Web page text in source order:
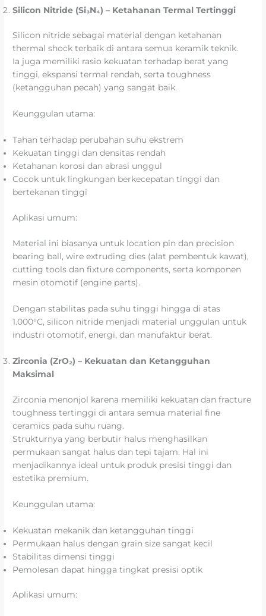
Silicon Nitride (Si₃N₄) – Ketahanan Termal Tertinggi
Silicon nitride sebagai material dengan ketahanan
thermal shock terbaik di antara semua keramik teknik.
Ia juga memiliki rasio kekuatan terhadap berat yang
tinggi, ekspansi termal rendah, serta toughness
(ketangguhan pecah) yang sangat baik.
Keunggulan utama:
Tahan terhadap perubahan suhu ekstrem
Kekuatan tinggi dan densitas rendah
Ketahanan korosi dan abrasi unggul
Cocok untuk lingkungan berkecepatan tinggi dan
bertekanan tinggi
Aplikasi umum:
Material ini biasanya untuk location pin dan precision
bearing ball, wire extruding dies (alat pembentuk kawat),
cutting tools dan fixture components, serta komponen
mesin otomotif (engine parts).
Dengan stabilitas pada suhu tinggi hingga di atas
1.000°C, silicon nitride menjadi material unggulan untuk
industri otomotif, energi, dan manufaktur berat.
Zirconia (ZrO₂) – Kekuatan dan Ketangguhan
Maksimal
Zirconia menonjol karena memiliki kekuatan dan fracture
toughness tertinggi di antara semua material fine
ceramics pada suhu ruang.
Strukturnya yang berbutir halus menghasilkan
permukaan sangat halus dan tepi tajam. Hal ini
menjadikannya ideal untuk produk presisi tinggi dan
estetika premium.
Keunggulan utama:
Kekuatan mekanik dan ketangguhan tinggi
Permukaan halus dengan grain size sangat kecil
Stabilitas dimensi tinggi
Pemolesan dapat hingga tingkat presisi optik
Aplikasi umum: